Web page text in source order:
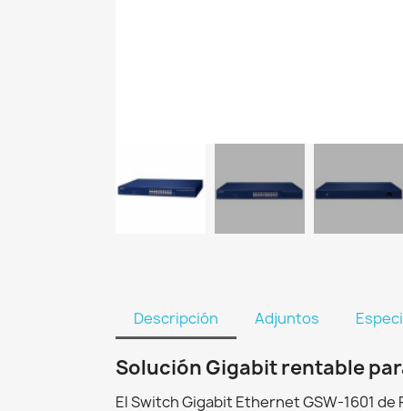
Descripción Adjuntos
Solución Gigabit rentable
El Switch Gigabit Ethernet GSW-1601